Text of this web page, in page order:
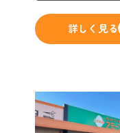
詳しく見る